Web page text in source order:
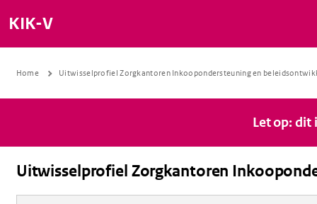
KIK-V
Home Uitwisselprofiel Zorgkantoren Inkoopondersteuning en
Let op: dit
Uitwisselprofiel Zorgkantoren